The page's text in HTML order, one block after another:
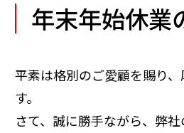
年末年始休業
平素は格別のご愛顧を賜り
す。
さて、誠に勝手ながら、弊